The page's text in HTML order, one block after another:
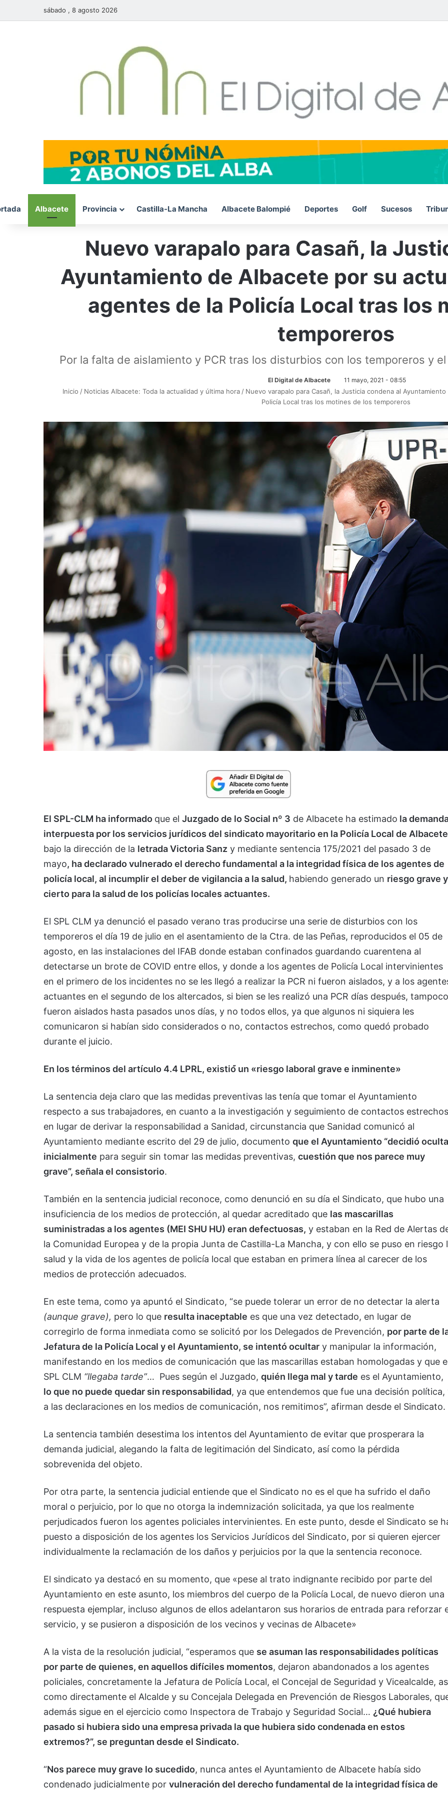
sábado , 8 agosto 2026
Albacete Provincia Castilla-La Mancha Albacete Balompié Deportes Golf Sucesos
Nuevo varapalo para Casañ, la
Ayuntamiento de Albacete por su
agentes de la Policía Local tras los
temporeros
Por la falta de aislamiento y PCR tras los disturbios con los temporeros y
El Digital de Albacete 11 mayo, 2021 - 08:55
Inicio / Noticias Albacete: Toda la actualidad y última hora / Nuevo varapalo para Casañ, la Justicia condena al
Policía Local tras los motines de los temporeros
El SPL-CLM ha informado que el Juzgado de lo Social nº 3 de Albacete ha estimado la
interpuesta por los servicios jurídicos del sindicato mayoritario en la Policía Local de Albacete
bajo la dirección de la letrada Victoria Sanz y mediante sentencia 175/2021 del pasado 3 de
mayo, ha declarado vulnerado el derecho fundamental a la integridad física de los agentes de
policía local, al incumplir el deber de vigilancia a la salud, habiendo generado un riesgo grave y
cierto para la salud de los policías locales actuantes.
El SPL CLM ya denunció el pasado verano tras producirse una serie de disturbios con los
temporeros el día 19 de julio en el asentamiento de la Ctra. de las Peñas, reproducidos el 05 de
agosto, en las instalaciones del IFAB donde estaban confinados guardando cuarentena al
detectarse un brote de COVID entre ellos, y donde a los agentes de Policía Local intervinientes
en el primero de los incidentes no se les llegó a realizar la PCR ni fueron aislados, y a los
actuantes en el segundo de los altercados, si bien se les realizó una PCR días después, tampoco
fueron aislados hasta pasados unos días, y no todos ellos, ya que algunos ni siquiera les
comunicaron si habían sido considerados o no, contactos estrechos, como quedó probado
durante el juicio.
En los términos del artículo 4.4 LPRL, existió́ un «riesgo laboral grave e inminente»
La sentencia deja claro que las medidas preventivas las tenía que tomar el Ayuntamiento
respecto a sus trabajadores, en cuanto a la investigación y seguimiento de contactos
en lugar de derivar la responsabilidad a Sanidad, circunstancia que Sanidad comunicó al
Ayuntamiento mediante escrito del 29 de julio, documento que el Ayuntamiento “decidió
inicialmente para seguir sin tomar las medidas preventivas, cuestión que nos parece muy
grave”, señala el consistorio.
También en la sentencia judicial reconoce, como denunció en su día el Sindicato, que hubo una
insuficiencia de los medios de protección, al quedar acreditado que las mascarillas
suministradas a los agentes (MEI SHU HU) eran defectuosas, y estaban en la Red de Alertas
la Comunidad Europea y de la propia Junta de Castilla-La Mancha, y con ello se puso en riesgo
salud y la vida de los agentes de policía local que estaban en primera línea al carecer de los
medios de protección adecuados.
En este tema, como ya apuntó el Sindicato, “se puede tolerar un error de no detectar la alerta
(aunque grave), pero lo que resulta inaceptable es que una vez detectado, en lugar de
corregirlo de forma inmediata como se solicitó por los Delegados de Prevención, por parte de
Jefatura de la Policía Local y el Ayuntamiento, se intentó ocultar y manipular la información,
manifestando en los medios de comunicación que las mascarillas estaban homologadas y que
SPL CLM “llegaba tarde”… Pues según el Juzgado, quién llega mal y tarde es el Ayuntamiento,
lo que no puede quedar sin responsabilidad, ya que entendemos que fue una decisión política,
a las declaraciones en los medios de comunicación, nos remitimos”, afirman desde el Sindicato.
La sentencia también desestima los intentos del Ayuntamiento de evitar que prosperara la
demanda judicial, alegando la falta de legitimación del Sindicato, así como la pérdida
sobrevenida del objeto.
Por otra parte, la sentencia judicial entiende que el Sindicato no es el que ha sufrido el daño
moral o perjuicio, por lo que no otorga la indemnización solicitada, ya que los realmente
perjudicados fueron los agentes policiales intervinientes. En este punto, desde el Sindicato se
puesto a disposición de los agentes los Servicios Jurídicos del Sindicato, por si quieren ejercer
individualmente la reclamación de los daños y perjuicios por la que la sentencia reconoce.
El sindicato ya destacó en su momento, que «pese al trato indignante recibido por parte del
Ayuntamiento en este asunto, los miembros del cuerpo de la Policía Local, de nuevo dieron una
respuesta ejemplar, incluso algunos de ellos adelantaron sus horarios de entrada para reforzar
servicio, y se pusieron a disposición de los vecinos y vecinas de Albacete»
A la vista de la resolución judicial, “esperamos que se asuman las responsabilidades políticas
por parte de quienes, en aquellos difíciles momentos, dejaron abandonados a los agentes
policiales, concretamente la Jefatura de Policía Local, el Concejal de Seguridad y Vicealcalde,
como directamente el Alcalde y su Concejala Delegada en Prevención de Riesgos Laborales,
además sigue en el ejercicio como Inspectora de Trabajo y Seguridad Social… ¿Qué hubiera
pasado si hubiera sido una empresa privada la que hubiera sido condenada en estos
extremos?”, se preguntan desde el Sindicato.
“Nos parece muy grave lo sucedido, nunca antes el Ayuntamiento de Albacete había sido
condenado judicialmente por vulneración del derecho fundamental de la integridad física de